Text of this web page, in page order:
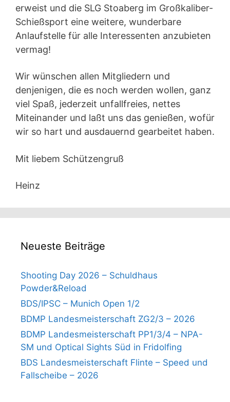
erweist und die SLG Stoaberg im Großkaliber-
Schießsport eine weitere, wunderbare
Anlaufstelle für alle Interessenten anzubieten
vermag!
Wir wünschen allen Mitgliedern und
denjenigen, die es noch werden wollen, ganz
viel Spaß, jederzeit unfallfreies, nettes
Miteinander und laßt uns das genießen, wofür
wir so hart und ausdauernd gearbeitet haben.
Mit liebem Schützengruß
Heinz
Neueste Beiträge
Shooting Day 2026 – Schuldhaus
Powder&Reload
BDS/IPSC – Munich Open 1/2
BDMP Landesmeisterschaft ZG2/3 – 2026
BDMP Landesmeisterschaft PP1/3/4 – NPA-
SM und Optical Sights Süd in Fridolfing
BDS Landesmeisterschaft Flinte – Speed und
Fallscheibe – 2026